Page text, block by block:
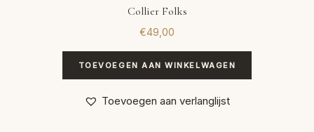
Collier Folks
€49,00
TOEVOEGEN AAN WINKELWAGEN
Toevoegen aan verlanglijst